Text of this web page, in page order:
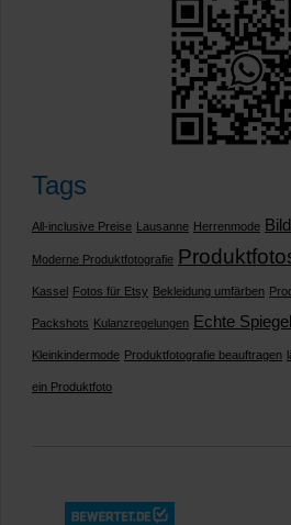
Tags
All-inclusive Preise Lausanne Herrenmode
Moderne Produktfotografie
Kassel Fotos für Etsy Bekleidung umfärben
Packshots Kulanzregelungen Echte
Kleinkindermode Produktfotografie beauftragen
ein Produktfoto